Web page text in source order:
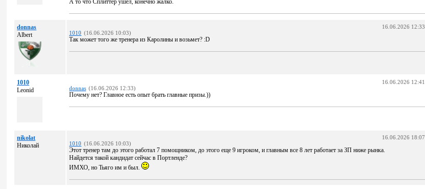
А то что Сплиттер ушёл, конечно жалко.
donnas
Albert
16.06.2026 12:33
1010 (16.06.2026 10:03)
Так может того же тренера из Каролины и возьмет? :D
1010
Leonid
16.06.2026 12:41
donnas (16.06.2026 12:33)
Почему нет? Главное есть опыт брать главные призы.))
nikolat
Николай
16.06.2026 18:07
1010 (16.06.2026 10:03)
Этот тренер там до этого работал 7 помощником, до этого еще 9 игроком, и главным все 8 лет работает за ЗП ниже рынка.
Найдется такой кандидат сейчас в Портленде?
ИМХО, но Тьяго им и был.